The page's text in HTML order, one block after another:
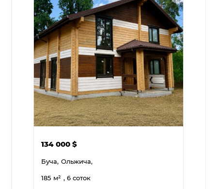
134 000$
Буча, Ольжича,
185 м² , 6 соток